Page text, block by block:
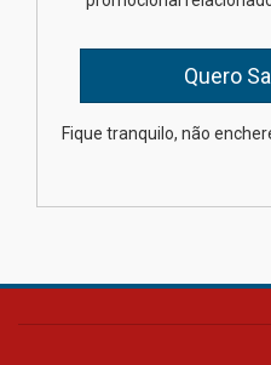
escola
Fique tranquilo, não